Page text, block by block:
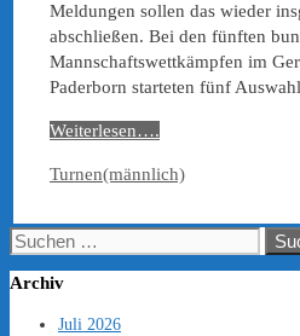
Meldungen sollen das wieder
abschließen. Bei den fünften
Mannschaftswettkämpfen im
Paderborn starteten fünf
Weiterlesen….
Kategorien
Turnen(männlich)
Suchen
nach:
Archiv
Juli 2026